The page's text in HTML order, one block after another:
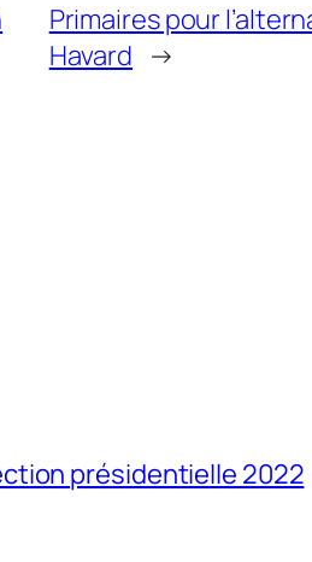
Primaires pour
Havard →
présidentielle 2022